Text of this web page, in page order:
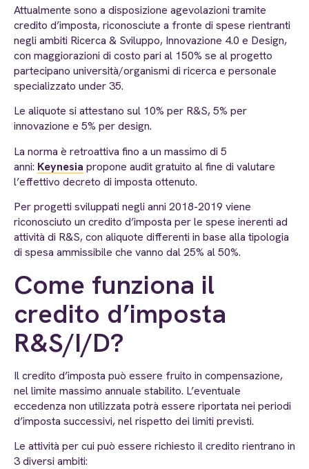
Attualmente sono a disposizione agevolazioni tramite
credito d’imposta, riconosciute a fronte di spese rientranti
negli ambiti Ricerca & Sviluppo, Innovazione 4.0 e Design,
con maggiorazioni di costo pari al 150% se al progetto
partecipano università/organismi di ricerca e personale
specializzato under 35.
Le aliquote si attestano sul 10% per R&S, 5% per
innovazione e 5% per design.
La norma è retroattiva fino a un massimo di 5
anni: Keynesia propone audit gratuito al fine di valutare
l’effettivo decreto di imposta ottenuto.
Per progetti sviluppati negli anni 2018-2019 viene
riconosciuto un credito d’imposta per le spese inerenti ad
attività di R&S, con aliquote differenti in base alla tipologia
di spesa ammissibile che vanno dal 25% al 50%.
Come funziona il
credito d’imposta
R&S/I/D?
Il credito d’imposta può essere fruito in compensazione,
nel limite massimo annuale stabilito. L’eventuale
eccedenza non utilizzata potrà essere riportata nei periodi
d’imposta successivi, nel rispetto dei limiti previsti.
Le attività per cui può essere richiesto il credito rientrano in
3 diversi ambiti: